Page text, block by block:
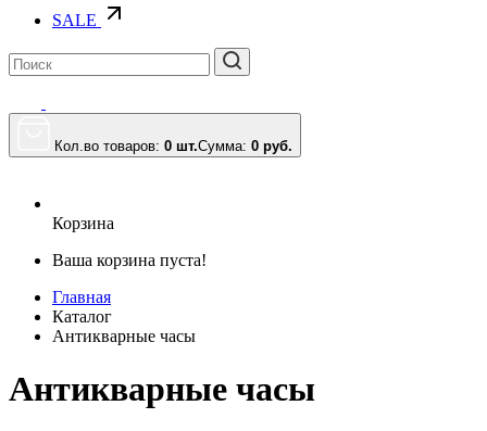
SALE
Кол.во товаров: 0 шт.Сумма: 0 руб.
Корзина
Ваша корзина пуста!
Главная
Каталог
Антикварные часы
Антикварные часы